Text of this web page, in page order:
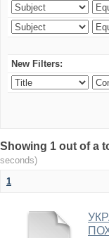
New Filters:
Showing 1 out of a
seconds)
1